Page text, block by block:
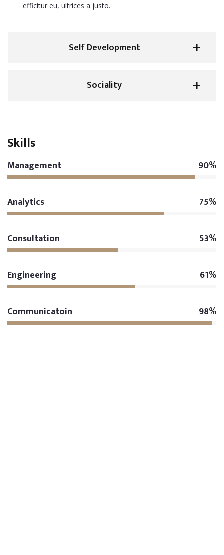
efficitur eu, ultrices a justo.
Self Development
Sociality
Skills
Management 90%
Analytics 75%
Consultation 53%
Engineering 61%
Communicatoin 98%